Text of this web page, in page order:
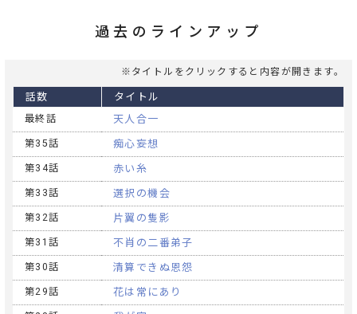
過去のラインアップ
※タイトルをクリックすると内容が開きます。
話数 タイトル
最終話 天人合一
第35話 痴心妄想
第34話 赤い糸
第33話 選択の機会
第32話 片翼の隻影
第31話 不肖の二番弟子
第30話 清算できぬ恩怨
第29話 花は常にあり